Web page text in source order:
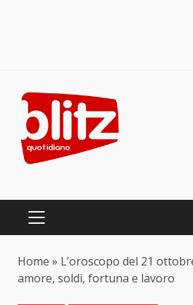
content
PRIMARY
Home » L’oroscopo del 21
amore, soldi, fortuna e lavoro